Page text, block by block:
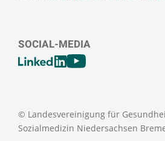
SOCIAL-MEDIA
[SOCIALLINKSTITLE]
© Landesvereinigung für
Sozialmedizin Niedersachsen